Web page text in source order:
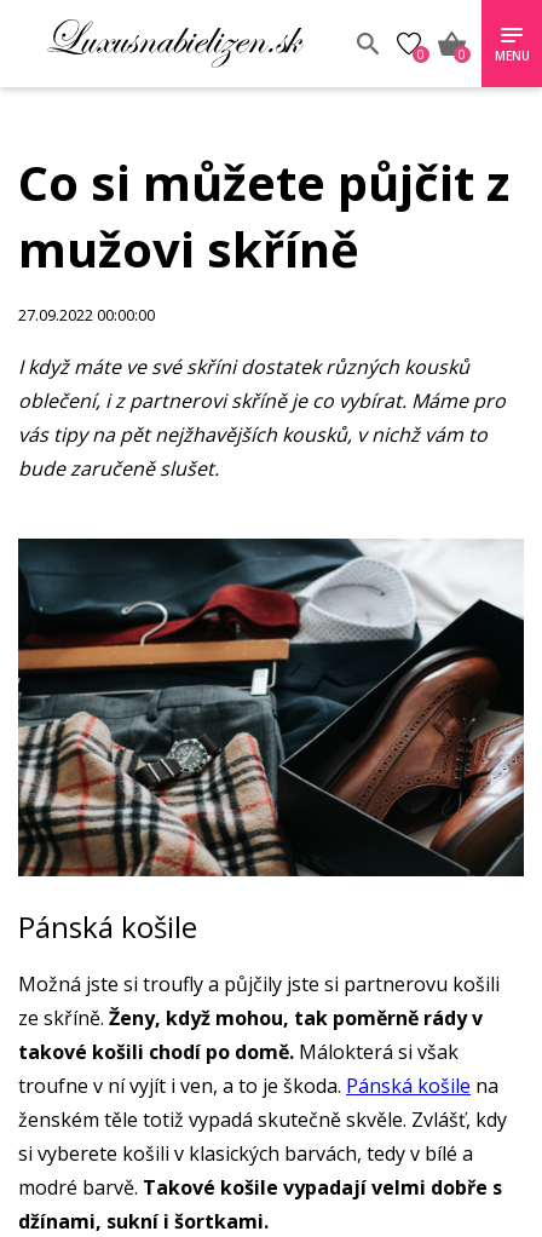
0 0 MENU
Co si můžete půjčit z
mužovi skříně
27.09.2022 00:00:00
I když máte ve své skříni dostatek různých kousků
oblečení, i z partnerovi skříně je co vybírat. Máme pro
vás tipy na pět nejžhavějších kousků, v nichž vám to
bude zaručeně slušet.
Pánská košile
Možná jste si troufly a půjčily jste si partnerovu košili
ze skříně. Ženy, když mohou, tak poměrně rády v
takové košili chodí po domě. Málokterá si však
troufne v ní vyjít i ven, a to je škoda. Pánská košile na
ženském těle totiž vypadá skutečně skvěle. Zvlášť, kdy
si vyberete košili v klasických barvách, tedy v bílé a
modré barvě. Takové košile vypadají velmi dobře s
džínami, sukní i šortkami.